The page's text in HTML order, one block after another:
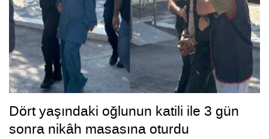
Dört yaşındaki oğlunun katili ile 3 gün
sonra nikâh masasına oturdu